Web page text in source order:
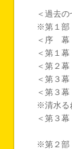
＜過去
※第１部
＜序 幕
＜第１幕
＜第２幕
＜第３
＜第３
※清水る
＜第３
※第２部